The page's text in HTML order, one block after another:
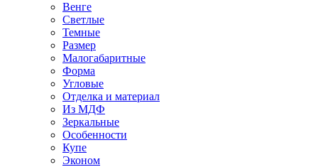
Венге
Светлые
Темные
Размер
Малогабаритные
Форма
Угловые
Отделка и материал
Из МДФ
Зеркальные
Особенности
Купе
Эконом